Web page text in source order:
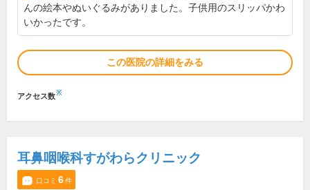
んの絵本やぬいぐるみがありました。子供用のスリッパかわ
いかったです。
この医院の詳細をみる
アクセス数※
耳鼻咽喉科すがわらクリニック
口コミ 6件